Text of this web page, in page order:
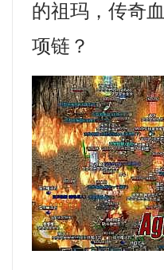
的祖玛，传奇
项链？